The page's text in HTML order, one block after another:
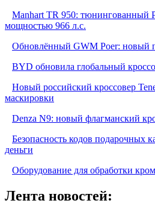
Manhart TR 950: тюнингованный
мощностью 966 л.с.
Обновлённый GWM Poer: новый
BYD обновила глобальный
Новый российский кроссовер
маскировки
Denza N9: новый флагманский
Безопасность кодов подарочных
деньги
Оборудование для обработки
Лента новостей: